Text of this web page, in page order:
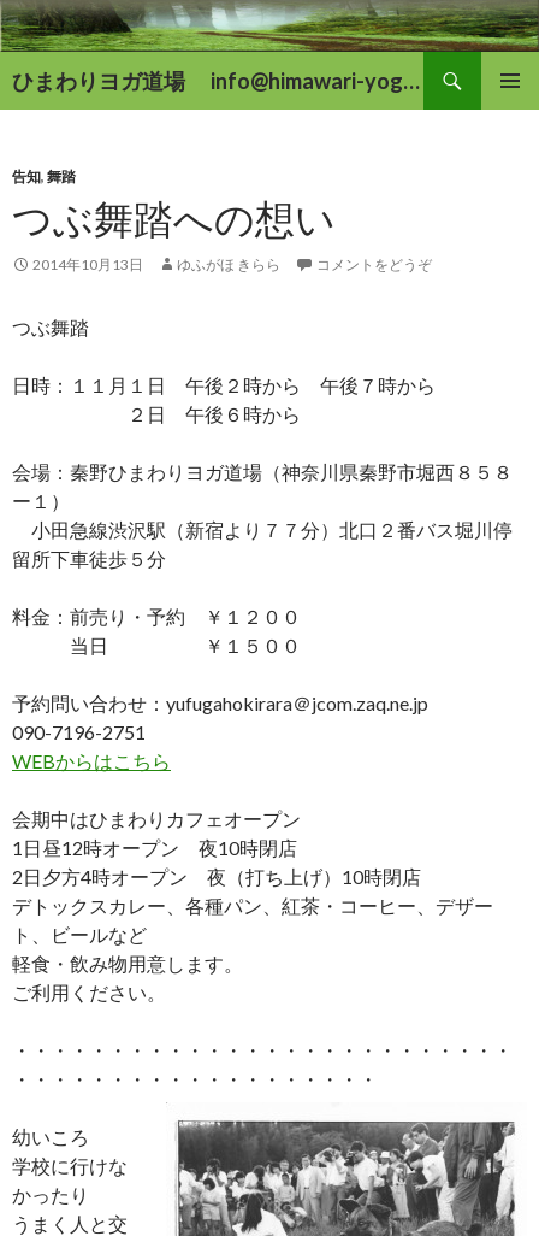
ひまわりヨガ道場 info@himawari-yoga.com
索
ン
移
告知, 舞踏
つぶ舞踏への想い
2014年10月13日 ゆふがほ きらら コメントをどうぞ
つぶ舞踏
日時：１１月１日 午後２時から 午後７時から
２日 午後６時から
会場：秦野ひまわりヨガ道場（神奈川県秦野市堀西８５８
ー１）
小田急線渋沢駅（新宿より７７分）北口２番バス堀川停
留所下車徒歩５分
料金：前売り・予約 ￥１２００
当日 ￥１５００
予約問い合わせ：yufugahokirara＠jcom.zaq.ne.jp
090-7196-2751
WEBからはこちら
会期中はひまわりカフェオープン
1日昼12時オープン 夜10時閉店
2日夕方4時オープン 夜（打ち上げ）10時閉店
デトックスカレー、各種パン、紅茶・コーヒー、デザー
ト、ビールなど
軽食・飲み物用意します。
ご利用ください。
・・・・・・・・・・・・・・・・・・・・・・・・・・
・・・・・・・・・・・・・・・・・・・
幼いころ
学校に行けな
かったり
うまく人と交